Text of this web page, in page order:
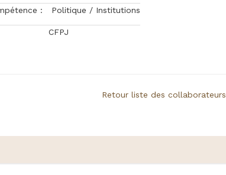
: Politique / Institutions
CFPJ
Retour liste des collaborateurs